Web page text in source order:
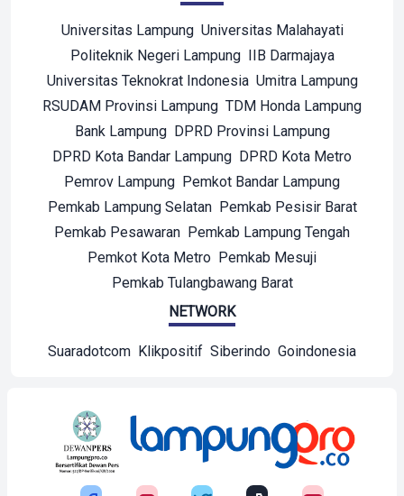
Universitas Lampung Universitas Malahayati
Politeknik Negeri Lampung IIB Darmajaya
Universitas Teknokrat Indonesia Umitra Lampung
RSUDAM Provinsi Lampung TDM Honda Lampung
Bank Lampung DPRD Provinsi Lampung
DPRD Kota Bandar Lampung DPRD Kota Metro
Pemrov Lampung Pemkot Bandar Lampung
Pemkab Lampung Selatan Pemkab Pesisir Barat
Pemkab Pesawaran Pemkab Lampung Tengah
Pemkot Kota Metro Pemkab Mesuji
Pemkab Tulangbawang Barat
NETWORK
Suaradotcom Klikpositif Siberindo Goindonesia